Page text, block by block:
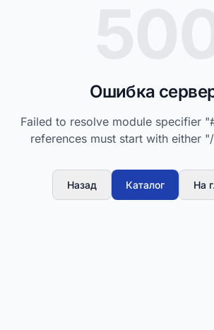
Ошибка
Failed to resolve module specifier
references must start with either
Назад Каталог На